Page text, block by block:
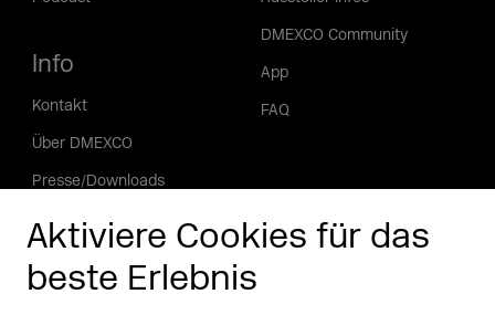
Aktiviere Cookies für das
beste Erlebnis
Info
Kontakt
Über DMEXCO
Presse/Downloads
Phishing Alarm
DMEXCO Community
App
FAQ
Partner